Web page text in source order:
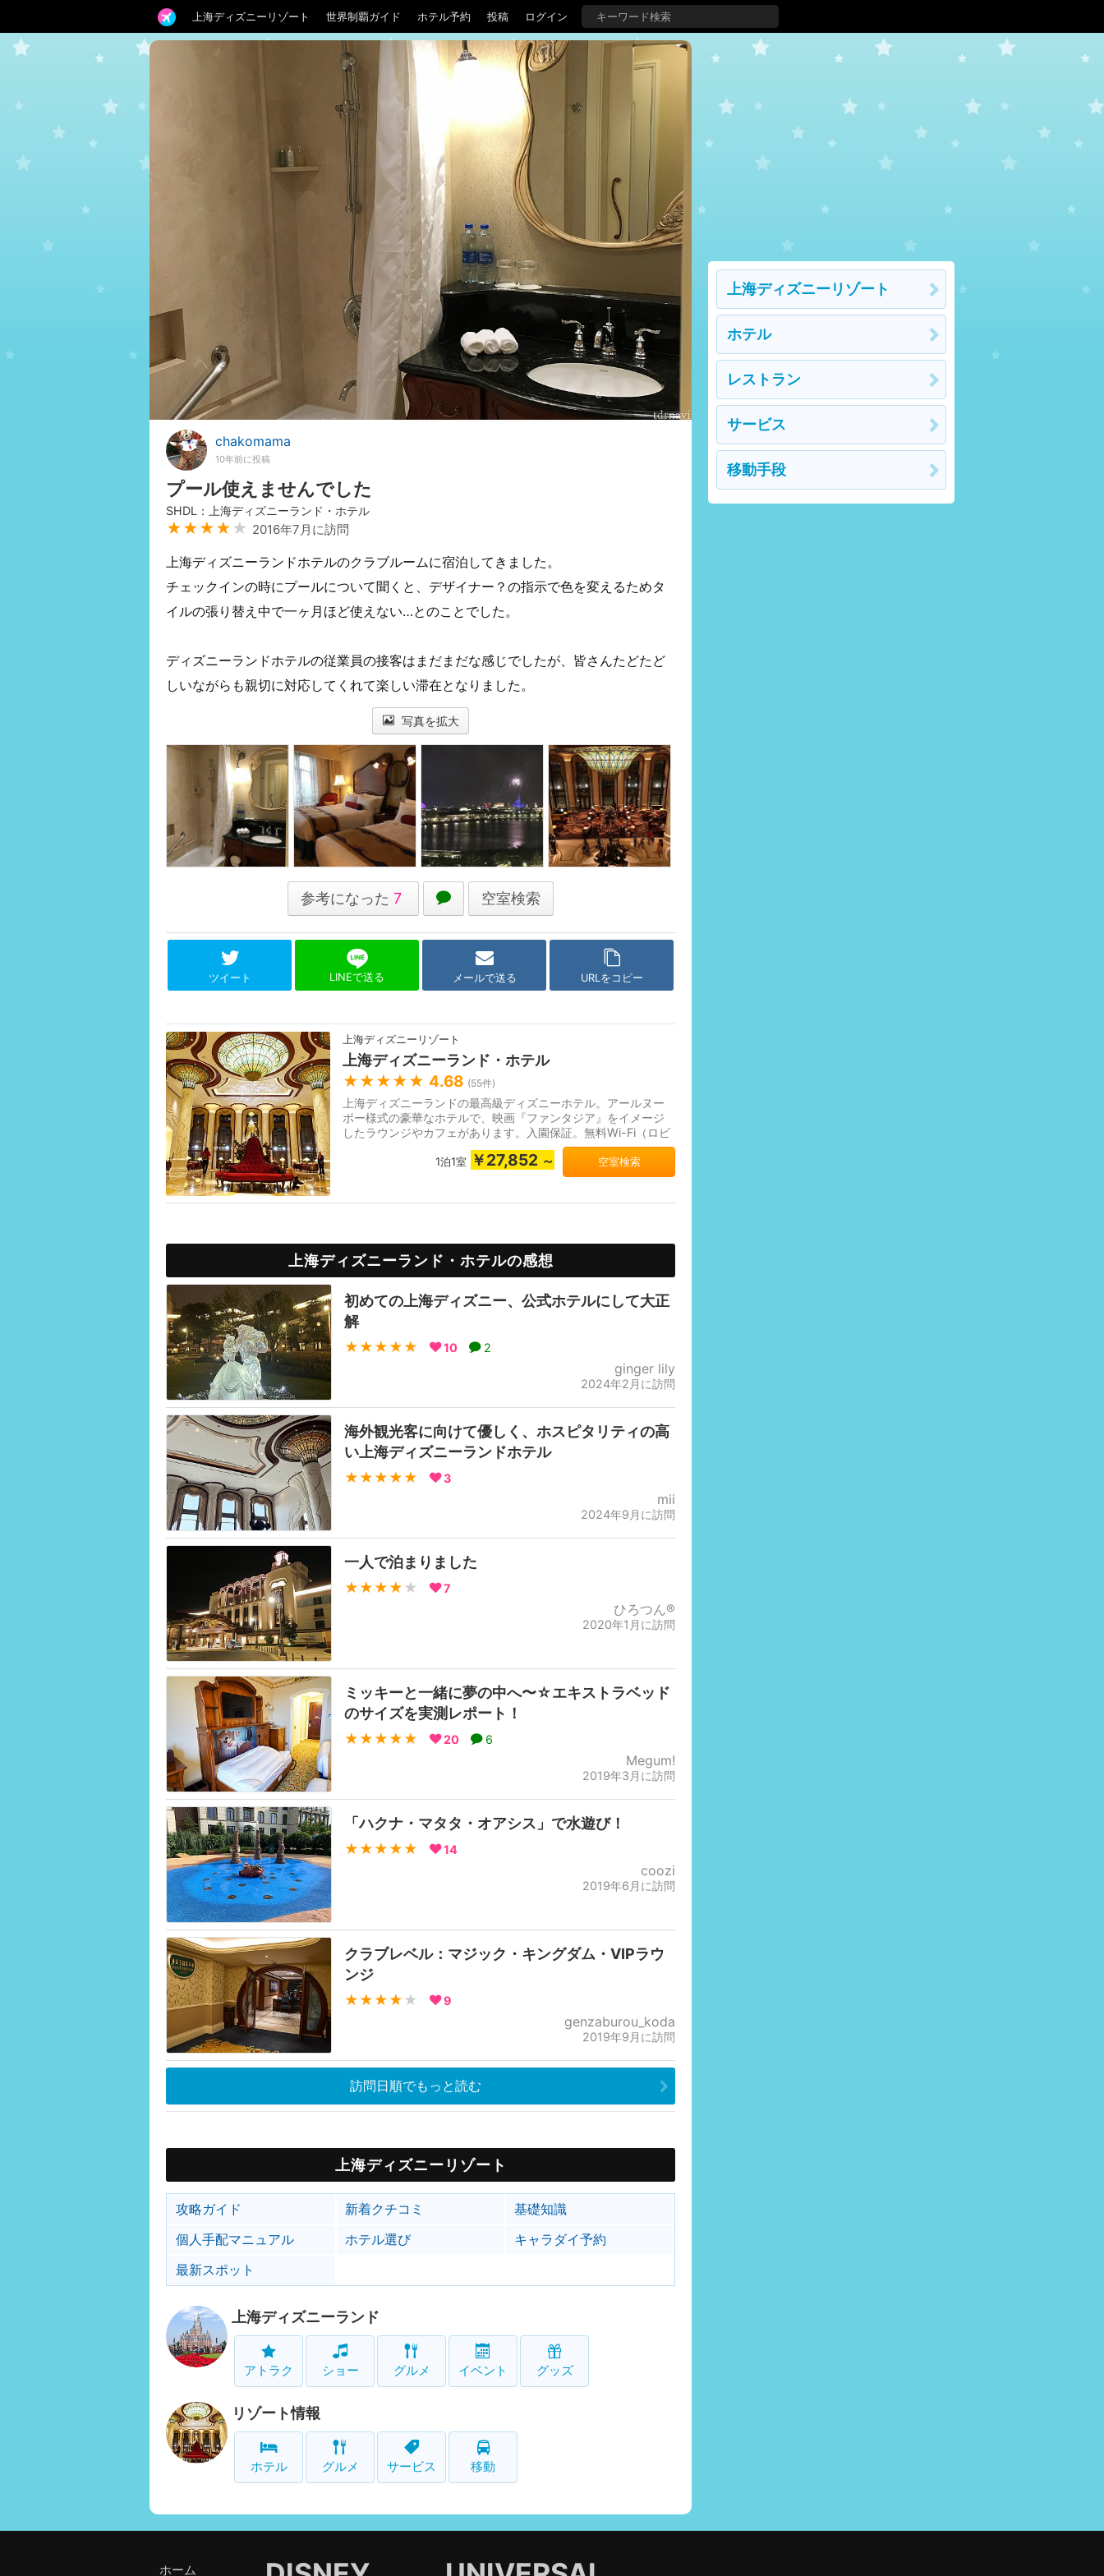
上海ディズニーリゾート 世界制覇ガイド ホテル予約 投稿 ログイン
chakomama
10年前に投稿
プール使えませんでした
SHDL：上海ディズニーランド・ホテル
★★★★ ★ 2016年7月に訪問
上海ディズニーランドホテルのクラブルームに宿泊してきました。
チェックインの時にプールについて聞くと、デザイナー？の指示で色を変えるためタ
イルの張り替え中で一ヶ月ほど使えない…とのことでした。
ディズニーランドホテルの従業員の接客はまだまだな感じでしたが、皆さんたどたど
しいながらも親切に対応してくれて楽しい滞在となりました。
写真を拡大
参考になった 7 空室検索
ツイート LINEで送る メールで送る URLをコピー
上海ディズニーリゾート
上海ディズニーランド・ホテル
★★★★★ 4.68 (55件)
上海ディズニーランドの最高級ディズニーホテル。アールヌー
ボー様式の豪華なホテルで、映画『ファンタジア』をイメージ
したラウンジやカフェがあります。入園保証。無料Wi-Fi（ロビ
ーと客室）、パークまでの無料...
1泊1室 ￥27,852 ～ 空室検索
上海ディズニーランド・ホテルの感想
初めての上海ディズニー、公式ホテルにして大正
解
★★★★★ 10 2
ginger lily
2024年2月に訪問
海外観光客に向けて優しく、ホスピタリティの高
い上海ディズニーランドホテル
★★★★★ 3
mii
2024年9月に訪問
一人で泊まりました
★★★★ ★ 7
ひろつん®
2020年1月に訪問
ミッキーと一緒に夢の中へ〜☆エキストラベッド
のサイズを実測レポート！
★★★★★ 20 6
Megum!
2019年3月に訪問
「ハクナ・マタタ・オアシス」で水遊び！
★★★★★ 14
coozi
2019年6月に訪問
クラブレベル：マジック・キングダム・VIPラウ
ンジ
★★★★ ★ 9
genzaburou_koda
2019年9月に訪問
訪問日順でもっと読む
上海ディズニーリゾート
攻略ガイド 新着クチコミ
基礎知識
個人手配マニュアル
ホテル選び
キャラダイ予約
最新スポット
上海ディズニーランド
アトラク ショー グルメ イベント グッズ
リゾート情報
ホテル グルメ サービス 移動
上海ディズニーリゾート
ホテル
レストラン
サービス
移動手段
ホーム